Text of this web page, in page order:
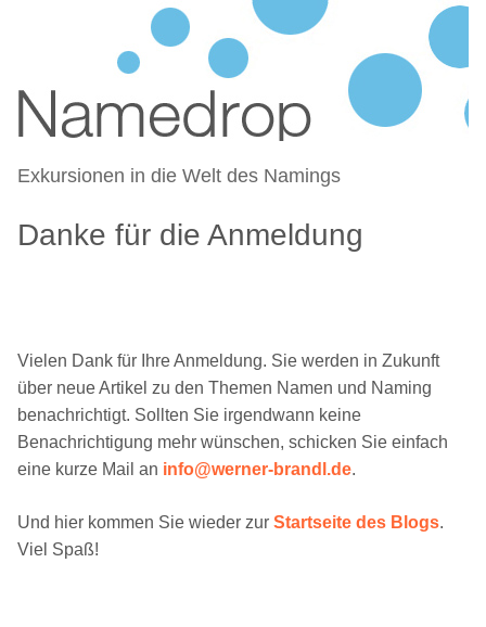
NAMEDROP – BLOG ZU
NAMENSFINDUNG UND NAMING
Exkursionen in die Welt des Namings
Danke für die Anmeldung
Vielen Dank für Ihre Anmeldung. Sie werden in Zukunft
über neue Artikel zu den Themen Namen und Naming
benachrichtigt. Sollten Sie irgendwann keine
Benachrichtigung mehr wünschen, schicken Sie einfach
eine kurze Mail an info@werner-brandl.de.
Und hier kommen Sie wieder zur Startseite des Blogs.
Viel Spaß!